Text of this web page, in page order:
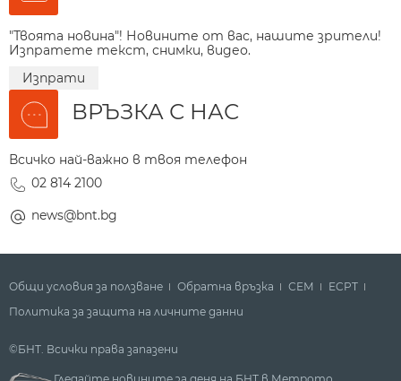
"Твоята новина"! Новините от вас, нашите зрители!
Изпратете текст, снимки, видео.
Изпрати
ВРЪЗКА С НАС
Всичко най-важно в твоя телефон
02 814 2100
news@bnt.bg
Общи условия за ползване Обратна връзка СЕМ
ECPT
Политика за защита на личните данни
©БНТ. Всички права запазени